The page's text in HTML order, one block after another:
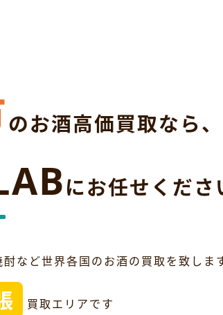
のお酒高価買取なら、
にお任せくださ
など世界各国のお酒の買取を致します
買取エリアです